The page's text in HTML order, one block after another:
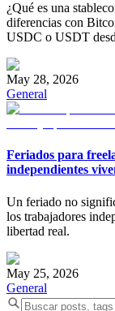
¿Qué es una
diferencias con
USDC o USDT
May 28, 2026
General
Feriados para
independientes
Un feriado no
los trabajadores
libertad real.
May 25, 2026
General